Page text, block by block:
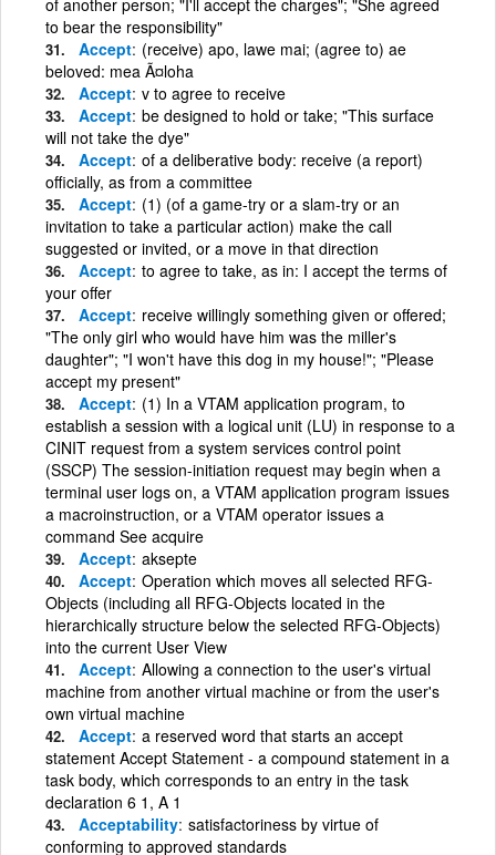
to bear the responsibility"
Accept (receive) apo, lawe mai; (agree to) ae
beloved: mea Ã¤loha
Accept v to agree to receive
Accept be designed to hold or take; "This surface
will not take the dye"
Accept of a deliberative body: receive (a report)
officially, as from a committee
Accept (1) (of a game-try or a slam-try or an
invitation to take a particular action) make the call
suggested or invited, or a move in that direction
Accept to agree to take, as in: I accept the terms of
your offer
Accept receive willingly something given or offered;
"The only girl who would have him was the miller's
daughter"; "I won't have this dog in my house!"; "Please
accept my present"
Accept (1) In a VTAM application program, to
establish a session with a logical unit (LU) in response to a
CINIT request from a system services control point
(SSCP) The session-initiation request may begin when a
terminal user logs on, a VTAM application program issues
a macroinstruction, or a VTAM operator issues a
command See acquire
Accept aksepte
Accept Operation which moves all selected RFG-
Objects (including all RFG-Objects located in the
hierarchically structure below the selected RFG-Objects)
into the current User View
Accept Allowing a connection to the user's virtual
machine from another virtual machine or from the user's
own virtual machine
Accept a reserved word that starts an accept
statement Accept Statement - a compound statement in a
task body, which corresponds to an entry in the task
declaration 6 1, A 1
Acceptability satisfactoriness by virtue of
conforming to approved standards